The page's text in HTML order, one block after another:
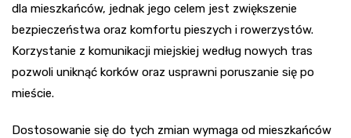
dla mieszkańców, jednak jego celem jest zwiększenie
bezpieczeństwa oraz komfortu pieszych i rowerzystów.
Korzystanie z komunikacji miejskiej według nowych tras
pozwoli uniknąć korków oraz usprawni poruszanie się po
mieście.
Dostosowanie się do tych zmian wymaga od mieszkańców